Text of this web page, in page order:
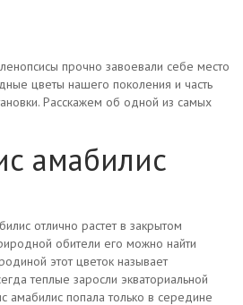
прочно завоевали себе место
цветы нашего поколения и часть
Расскажем об одной из самых
амабилис
отлично растет в закрытом
обители его можно найти
этот цветок называет
теплые заросли экваториальной
амабилис попала только в середине